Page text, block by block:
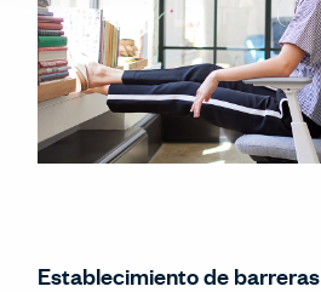
Establecimiento de barreras